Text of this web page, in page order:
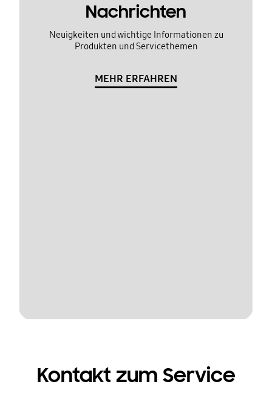
Nachrichten
Neuigkeiten und wichtige Informationen zu
Produkten und Servicethemen
MEHR ERFAHREN
Kontakt zum Service